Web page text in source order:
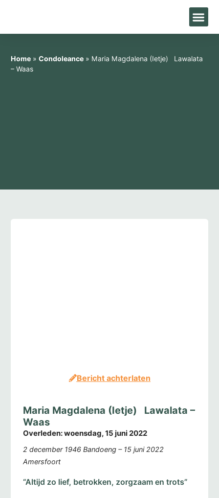
Home »Condoleance » Maria Magdalena (Ietje) Lawalata
– Waas
Bericht achterlaten
Maria Magdalena (Ietje) Lawalata –
Waas
Overleden:woensdag, 15 juni 2022
2 december 1946 Bandoeng – 15 juni 2022
Amersfoort
“Altijd zo lief, betrokken, zorgzaam en trots”